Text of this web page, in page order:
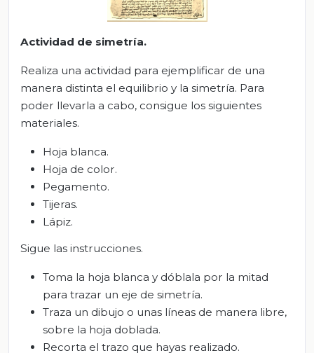
Actividad de simetría.
Realiza una actividad para ejemplificar de una
manera distinta el equilibrio y la simetría. Para
poder llevarla a cabo, consigue los siguientes
materiales.
Hoja blanca.
Hoja de color.
Pegamento.
Tijeras.
Lápiz.
Sigue las instrucciones.
Toma la hoja blanca y dóblala por la mitad
para trazar un eje de simetría.
Traza un dibujo o unas líneas de manera libre,
sobre la hoja doblada.
Recorta el trazo que hayas realizado.